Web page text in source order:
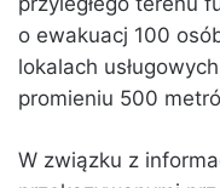
o ewakuacj 100
lokalach
promieniu 500
W związku z